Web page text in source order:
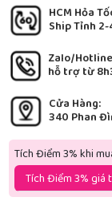
HCM Hỏa
Ship Tỉnh
Zalo/
hỗ trợ từ
Cửa Hàng:
340 Phan
Tích Điểm 3% khi
Tích Điểm 3% giá